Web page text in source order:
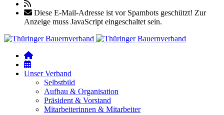
Diese E-Mail-Adresse ist vor Spambots geschützt! Zur
Anzeige muss JavaScript eingeschaltet sein.
Unser Verband
Selbstbild
Aufbau & Organisation
Präsident & Vorstand
Mitarbeiterinnen & Mitarbeiter